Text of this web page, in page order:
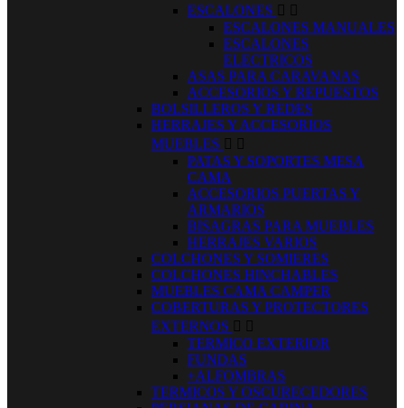
ESCALONES  
ESCALONES MANUALES
ESCALONES
ELECTRICOS
ASAS PARA CARAVANAS
ACCESORIOS Y REPUESTOS
BOLSILLEROS Y REDES
HERRAJES Y ACCESORIOS
MUEBLES  
PATAS Y SOPORTES MESA
CAMA
ACCESORIOS PUERTAS Y
ARMARIOS
BISAGRAS PARA MUEBLES
HERRAJES VARIOS
COLCHONES Y SOMIERES
COLCHONES HINCHABLES
MUEBLES CAMA CAMPER
COBERTURAS Y PROTECTORES
EXTERNOS  
TERMICO EXTERIOR
FUNDAS
+ALFOMBRAS
TERMICOS Y OSCURECEDORES